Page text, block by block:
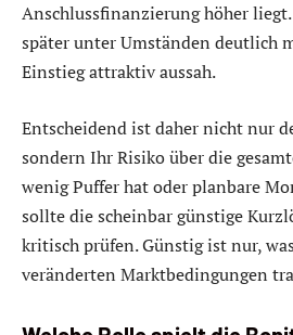
Anschlussfinanzierung höher
später unter Umständen deutlich
Einstieg attraktiv aussah.
Entscheidend ist daher nicht nur
sondern Ihr Risiko über die
wenig Puffer hat oder planbare
sollte die scheinbar günstige
kritisch prüfen. Günstig ist nur,
veränderten Marktbedingungen